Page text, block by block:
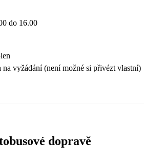
do 16.00
na vyžádání (není možné si přivézt vlastní)
dopravě